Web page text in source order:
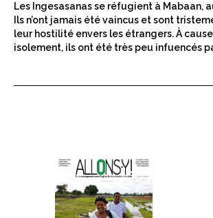
Les Ingesasanas se réfugient à Mabaan,
Ils n’ont jamais été vaincus et sont
leur hostilité envers les étrangers. À
isolement, ils ont été très peu infuencés